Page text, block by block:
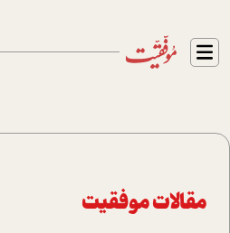
مقالات موفقیت